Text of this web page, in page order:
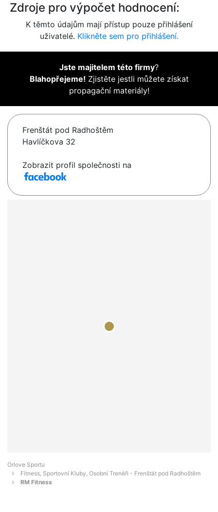
Zdroje pro výpočet hodnocení:
K těmto údajům mají přístup pouze přihlášení
uživatelé. Klikněte sem pro přihlášení.
Jste majitelem této firmy?
Blahopřejeme! Zjistěte jestli můžete získat
propagační materiály!
Frenštát pod Radhoštěm
Havlíčkova 32
Zobrazit profil společnosti na
Orlove Sportu
Fitness, Sportovní Kluby, Osobní Trenéři - Frenštát pod Radhoštěm
RM Fitness